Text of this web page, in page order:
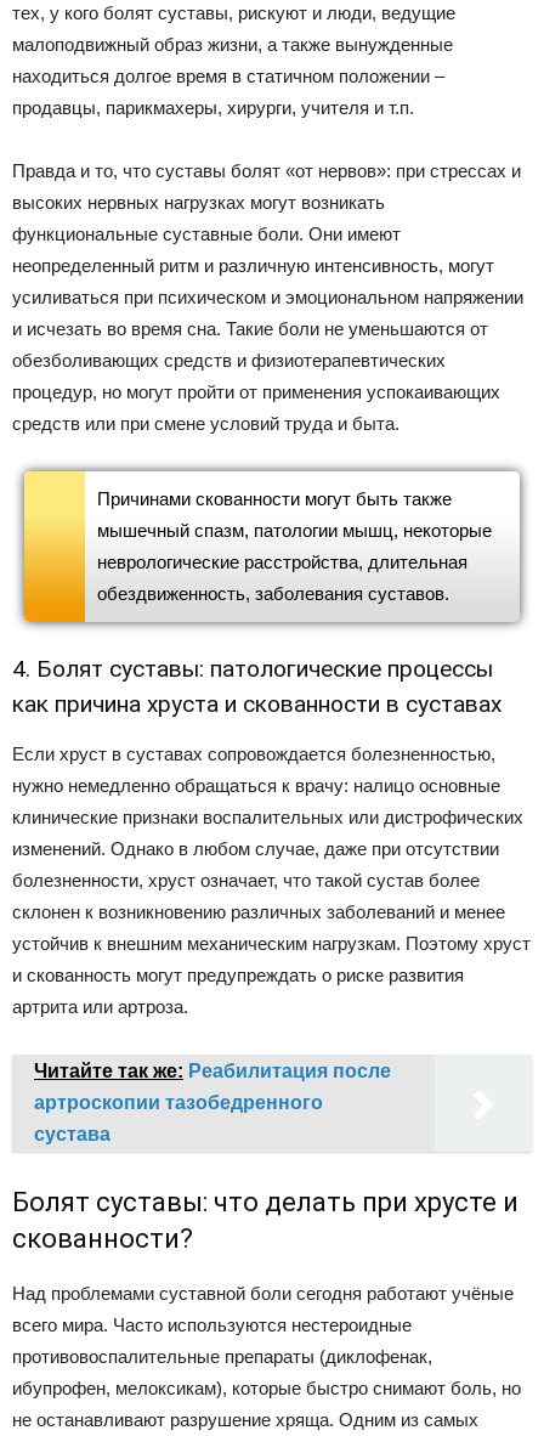
тех, у кого болят суставы, рискуют и люди, ведущие
малоподвижный образ жизни, а также вынужденные
находиться долгое время в статичном положении –
продавцы, парикмахеры, хирурги, учителя и т.п.
Правда и то, что суставы болят «от нервов»: при стрессах и
высоких нервных нагрузках могут возникать
функциональные суставные боли. Они имеют
неопределенный ритм и различную интенсивность, могут
усиливаться при психическом и эмоциональном напряжении
и исчезать во время сна. Такие боли не уменьшаются от
обезболивающих средств и физиотерапевтических
процедур, но могут пройти от применения успокаивающих
средств или при смене условий труда и быта.
Причинами скованности могут быть также
мышечный спазм, патологии мышц, некоторые
неврологические расстройства, длительная
обездвиженность, заболевания суставов.
4. Болят суставы: патологические процессы
как причина хруста и скованности в суставах
Если хруст в суставах сопровождается болезненностью,
нужно немедленно обращаться к врачу: налицо основные
клинические признаки воспалительных или дистрофических
изменений. Однако в любом случае, даже при отсутствии
болезненности, хруст означает, что такой сустав более
склонен к возникновению различных заболеваний и менее
устойчив к внешним механическим нагрузкам. Поэтому хруст
и скованность могут предупреждать о риске развития
артрита или артроза.
Читайте так же: Реабилитация после
артроскопии тазобедренного
сустава
Болят суставы: что делать при хрусте и
скованности?
Над проблемами суставной боли сегодня работают учёные
всего мира. Часто используются нестероидные
противовоспалительные препараты (диклофенак,
ибупрофен, мелоксикам), которые быстро снимают боль, но
не останавливают разрушение хряща. Одним из самых